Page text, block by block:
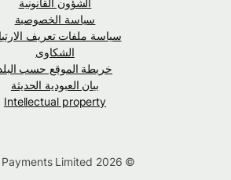
سياسة الخصوصية
سياسة ملفات تعريف الارتباط
الشكاوى
خريطة الموقع حسب البلد
بيان العبودية الحديثة
Intellectual property